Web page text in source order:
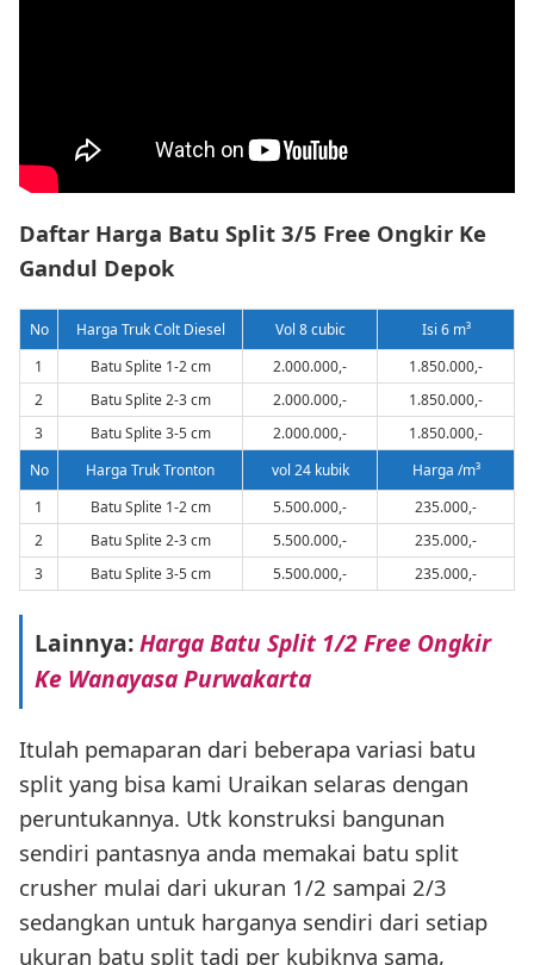
Daftar Harga Batu Split 3/5 Free Ongkir Ke
Gandul Depok
No Harga Truk Colt Diesel Vol 8 cubic
Isi 6 m³
1
Batu Splite 1-2 cm 2.000.000,-
1.850.000,-
2
Batu Splite 2-3 cm 2.000.000,-
1.850.000,-
3
Batu Splite 3-5 cm 2.000.000,-
1.850.000,-
No
Harga Truk Tronton vol 24 kubik
Harga /m³
1
Batu Splite 1-2 cm 5.500.000,-
235.000,-
2
Batu Splite 2-3 cm 5.500.000,-
235.000,-
3
Batu Splite 3-5 cm 5.500.000,- 235.000,-
Lainnya:Harga Batu Split 1/2 Free Ongkir
Ke Wanayasa Purwakarta
Itulah pemaparan dari beberapa variasi batu
split yang bisa kami Uraikan selaras dengan
peruntukannya. Utk konstruksi bangunan
sendiri pantasnya anda memakai batu split
crusher mulai dari ukuran 1/2 sampai 2/3
sedangkan untuk harganya sendiri dari setiap
ukuran batu split tadi per kubiknya sama,